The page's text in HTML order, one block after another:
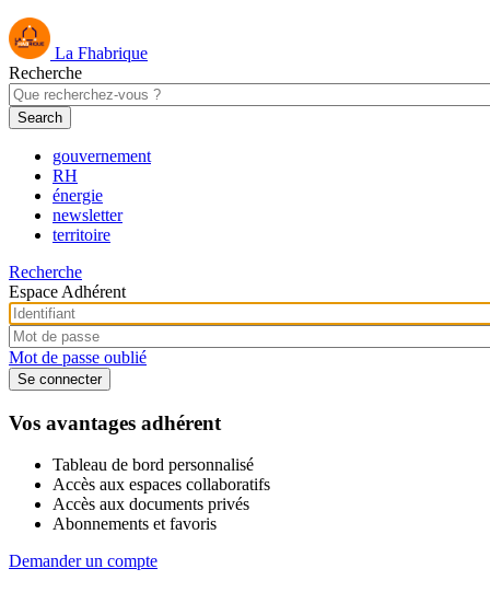
La Fhabrique
Recherche
gouvernement
RH
énergie
newsletter
territoire
Recherche
Espace Adhérent
Mot de passe oublié
Vos avantages adhérent
Tableau de bord personnalisé
Accès aux espaces collaboratifs
Accès aux documents privés
Abonnements et favoris
Demander un compte